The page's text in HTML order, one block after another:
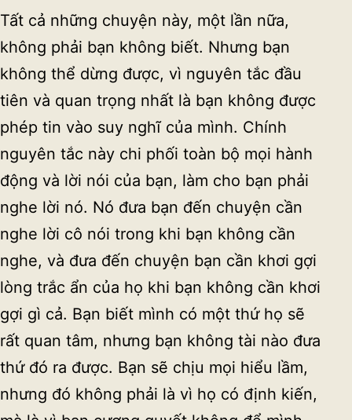
Tất cả những chuyện này, một lần nữa,
không phải bạn không biết. Nhưng bạn
không thể dừng được, vì nguyên tắc đầu
tiên và quan trọng nhất là bạn không được
phép tin vào suy nghĩ của mình. Chính
nguyên tắc này chi phối toàn bộ mọi hành
động và lời nói của bạn, làm cho bạn phải
nghe lời nó. Nó đưa bạn đến chuyện cần
nghe lời cô nói trong khi bạn không cần
nghe, và đưa đến chuyện bạn cần khơi gợi
lòng trắc ẩn của họ khi bạn không cần khơi
gợi gì cả. Bạn biết mình có một thứ họ sẽ
rất quan tâm, nhưng bạn không tài nào đưa
thứ đó ra được. Bạn sẽ chịu mọi hiểu lầm,
nhưng đó không phải là vì họ có định kiến,